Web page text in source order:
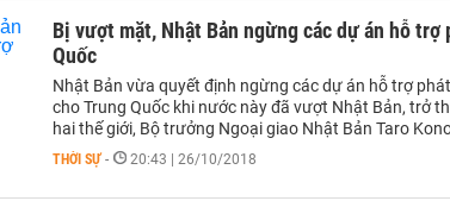
Bị vượt mặt, Nhật Bản ngừng các dự án hỗ
Quốc
Nhật Bản vừa quyết định ngừng các dự án hỗ trợ
cho Trung Quốc khi nước này đã vượt Nhật Bản, trở
hai thế giới, Bộ trưởng Ngoại giao Nhật Bản Taro
THỜI SỰ - 20:43 | 26/10/2018